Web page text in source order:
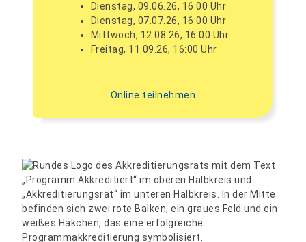
Dienstag, 09.06.26, 16:00 Uhr
Dienstag, 07.07.26, 16:00 Uhr
Mittwoch, 12.08.26, 16:00 Uhr
Freitag, 11.09.26, 16:00 Uhr
Online teilnehmen